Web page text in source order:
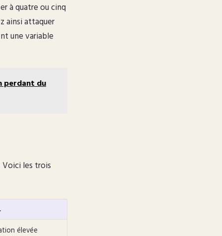
à quatre ou cinq
ainsi attaquer
une variable
perdant du
Voici les trois
élevée